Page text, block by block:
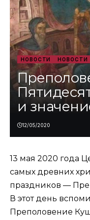
НОВОСТИ НОВОСТИ
и
12/05/2020
13 мая 2020 года
самых древних
праздников —
В этот день
Преполовение